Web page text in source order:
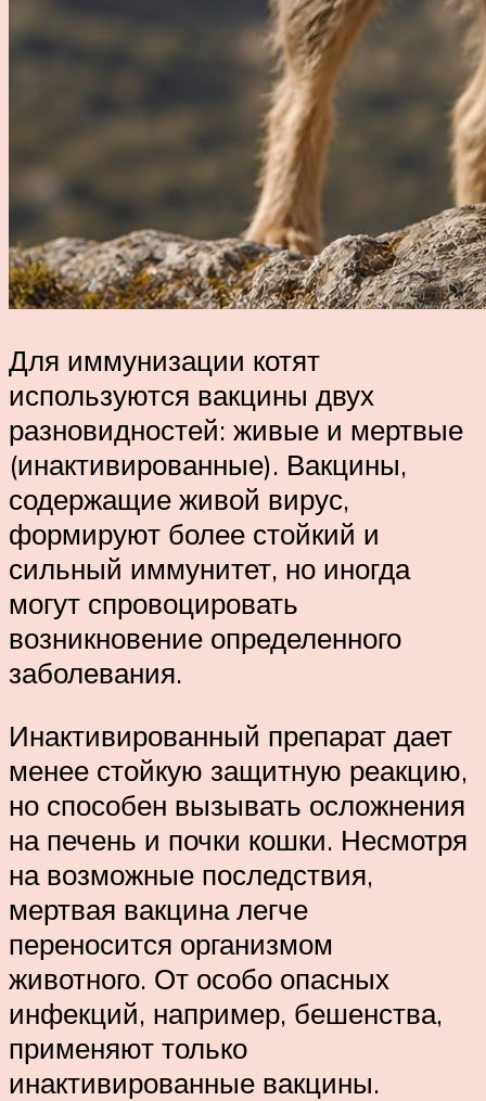
Для иммунизации котят
используются вакцины двух
разновидностей: живые и мертвые
(инактивированные). Вакцины,
содержащие живой вирус,
формируют более стойкий и
сильный иммунитет, но иногда
могут спровоцировать
возникновение определенного
заболевания.
Инактивированный препарат дает
менее стойкую защитную реакцию,
но способен вызывать осложнения
на печень и почки кошки. Несмотря
на возможные последствия,
мертвая вакцина легче
переносится организмом
животного. От особо опасных
инфекций, например, бешенства,
применяют только
инактивированные вакцины.